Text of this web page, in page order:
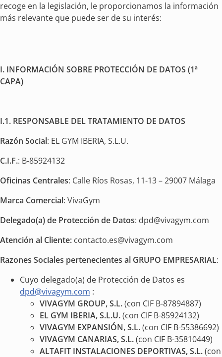
recoge en la legislación, le proporcionamos la información
más relevante que puede ser de su interés:
I. INFORMACIÓN SOBRE PROTECCIÓN DE DATOS (1ª
CAPA)
I.1. RESPONSABLE DEL TRATAMIENTO DE DATOS
Razón Social: EL GYM IBERIA, S.L.U.
C.I.F.: B-85924132
Oficinas Centrales: Calle Ríos Rosas, 11-13 – 29007 Málaga
Marca Comercial: VivaGym
Delegado(a) de Protección de Datos: dpd@vivagym.com
Atención al Cliente: contacto.es@vivagym.com
Razones Sociales pertenecientes al GRUPO EMPRESARIAL:
Cuyo delegado(a) de Protección de Datos es
dpd@vivagym.com :
VIVAGYM GROUP, S.L.(con CIF B-87894887)
EL GYM IBERIA, S.L.U.(con CIF B-85924132)
VIVAGYM EXPANSIÓN, S.L.(con CIF B-55386692)
VIVAGYM CANARIAS, S.L.(con CIF B-35810449)
ALTAFIT INSTALACIONES DEPORTIVAS, S.L.(con